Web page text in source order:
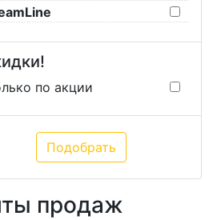
по акции
продаж